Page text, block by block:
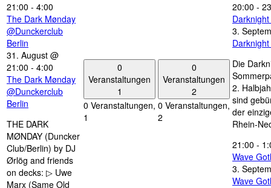
21:00 - 4:00
The Dark Mønday
@Dunckerclub
Berlin
31. August @
21:00 - 4:00
The Dark Mønday
@Dunckerclub
Berlin
THE DARK
MØNDAY (Duncker
Club/Berlin) by DJ
Ørlög and friends
on decks: ▷ Uwe
Marx (Same Old
0
Veranstaltungen
1
0 Veranstaltungen,
1
0
Veranstaltungen
2
0 Veranstaltungen,
2
20:00 -
3.
Die
2.
sind
der
Rhein-
21:00 -
Wave
3.
Wave